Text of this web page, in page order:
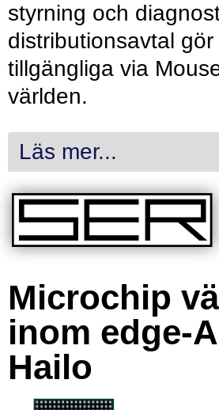
styrning och
distributionsavtal
tillgängliga via
världen.
Läs mer...
Microchip
inom edge-
Hailo